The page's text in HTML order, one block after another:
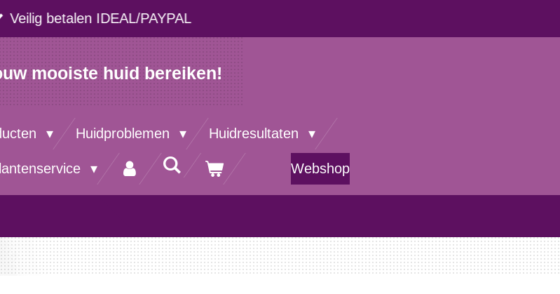
Veilig betalen IDEAL/PAYPAL
mooiste huid bereiken!
Huidproblemen Huidresultaten
Webshop